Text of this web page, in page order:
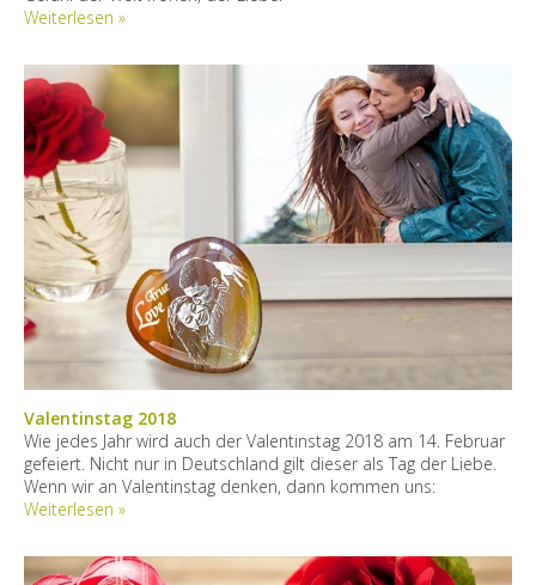
Weiterlesen »
Valentinstag 2018
Wie jedes Jahr wird auch der Valentinstag 2018 am 14. Februar
gefeiert. Nicht nur in Deutschland gilt dieser als Tag der Liebe.
Wenn wir an Valentinstag denken, dann kommen uns:
Weiterlesen »